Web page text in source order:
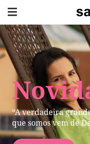
“A verdadeira
que somos vem de